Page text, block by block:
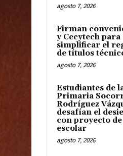
agosto 7, 2026
Firman
y Cecytech para
simplificar el
de títulos
agosto 7, 2026
Estudiantes de
Primaria
Rodríguez
desafían el
con proyecto
escolar
agosto 7, 2026